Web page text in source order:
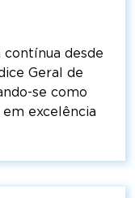
contínua desde
Geral de
se como
excelência